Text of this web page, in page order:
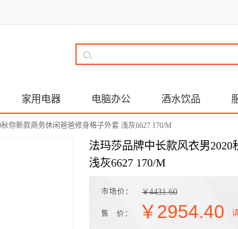
家用电器 电脑办公 酒水饮品
你新款商务休闲爸爸修身格子外套 浅灰6627 170/M
法玛莎品牌中长款风衣男
浅灰6627 170/M
市场价： ￥4431.60
售 价： ￥2954.40